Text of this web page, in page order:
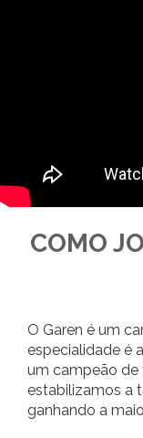
COMO
O Garen é um
especialidade é
um campeão de
estabilizamos a
ganhando a